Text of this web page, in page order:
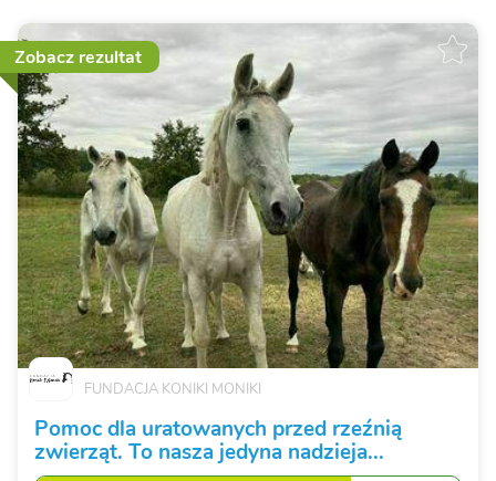
Zobacz rezultat
FUNDACJA KONIKI MONIKI
Pomoc dla uratowanych przed rzeźnią
zwierząt. To nasza jedyna nadzieja...